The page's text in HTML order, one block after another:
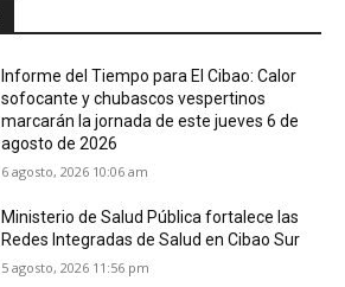
Informe del Tiempo para El Cibao: Calor
sofocante y chubascos vespertinos
marcarán la jornada de este jueves 6 de
agosto de 2026
6 agosto, 2026 10:06 am
Ministerio de Salud Pública fortalece las
Redes Integradas de Salud en Cibao Sur
5 agosto, 2026 11:56 pm